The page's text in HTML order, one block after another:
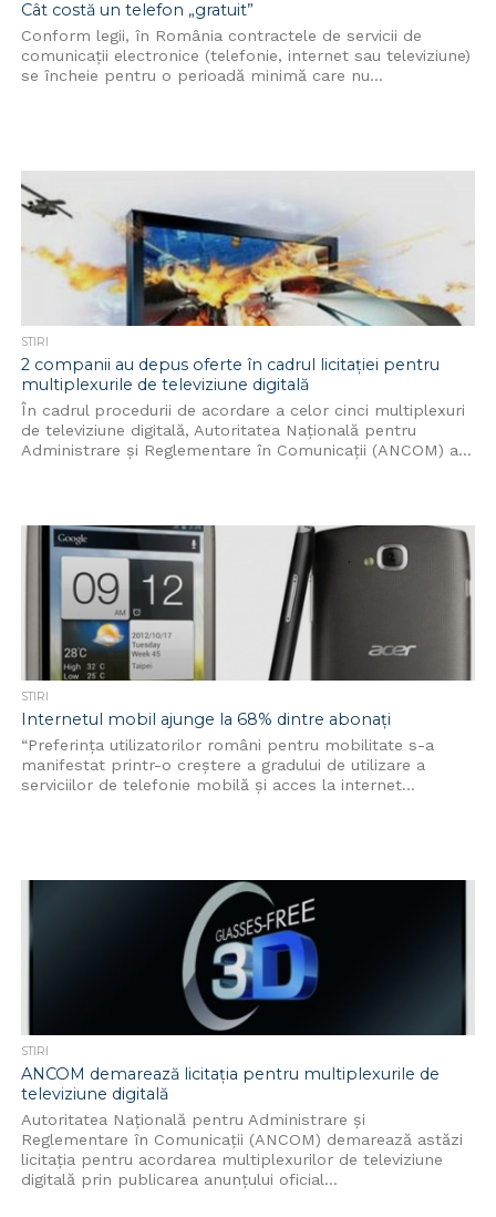
Cât costă un telefon „gratuit”
Conform legii, în România contractele de servicii de
comunicaţii electronice (telefonie, internet sau televiziune)
se încheie pentru o perioadă minimă care nu...
STIRI
2 companii au depus oferte în cadrul licitaţiei pentru
multiplexurile de televiziune digitală
În cadrul procedurii de acordare a celor cinci multiplexuri
de televiziune digitală, Autoritatea Naţională pentru
Administrare şi Reglementare în Comunicaţii (ANCOM) a...
STIRI
Internetul mobil ajunge la 68% dintre abonați
“Preferinţa utilizatorilor români pentru mobilitate s-a
manifestat printr-o creştere a gradului de utilizare a
serviciilor de telefonie mobilă şi acces la internet...
STIRI
ANCOM demarează licitaţia pentru multiplexurile de
televiziune digitală
Autoritatea Naţională pentru Administrare şi
Reglementare în Comunicaţii (ANCOM) demarează astăzi
licitaţia pentru acordarea multiplexurilor de televiziune
digitală prin publicarea anunţului oficial...